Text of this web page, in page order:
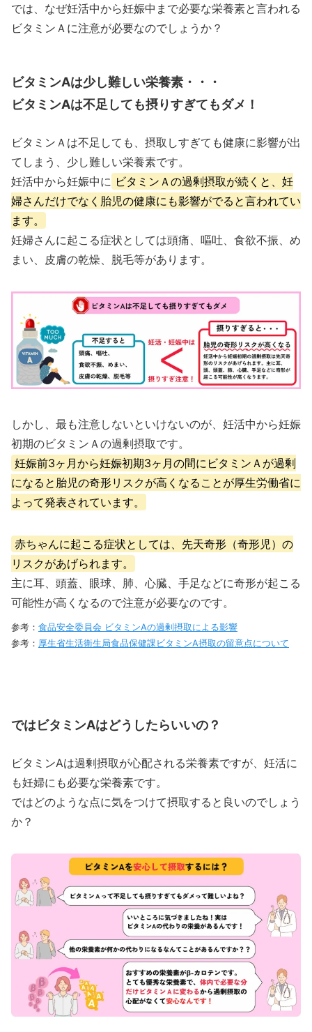
では、なぜ妊活中から妊娠中まで必要な栄養素と言われる
ビタミンＡに注意が必要なのでしょうか？
ビタミンAは少し難しい栄養素・・・
ビタミンAは不足しても摂りすぎてもダメ！
ビタミンＡは不足しても、摂取しすぎても健康に影響が出
てしまう、少し難しい栄養素です。
妊活中から妊娠中に ビタミンＡの過剰摂取が続くと、妊
婦さんだけでなく胎児の健康にも影響がでると言われてい
ます。
妊婦さんに起こる症状としては頭痛、嘔吐、食欲不振、め
まい、皮膚の乾燥、脱毛等があります。
しかし、最も注意しないといけないのが、妊活中から妊娠
初期のビタミンＡの過剰摂取です。
妊娠前3ヶ月から妊娠初期3ヶ月の間にビタミンＡが過剰
になると胎児の奇形リスクが高くなることが厚生労働省に
よって発表されています。
赤ちゃんに起こる症状としては、先天奇形（奇形児）の
リスクがあげられます。
主に耳、頭蓋、眼球、肺、心臓、手足などに奇形が起こる
可能性が高くなるので注意が必要なのです。
参考： 食品安全委員会 ビタミンAの過剰摂取による影響
参考： 厚生省生活衛生局食品保健課ビタミンA摂取の留意点について
ではビタミンAはどうしたらいいの？
ビタミンAは過剰摂取が心配される栄養素ですが、妊活に
も妊婦にも必要な栄養素です。
ではどのような点に気をつけて摂取すると良いのでしょう
か？